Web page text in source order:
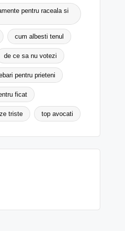
pentru raceala si
cum albesti tenul
de ce sa nu votezi
pentru prieteni
ficat
triste top avocati